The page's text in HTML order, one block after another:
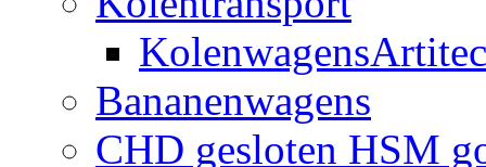
KolenwagensArtitec
Bananenwagens
CHD gesloten HSM